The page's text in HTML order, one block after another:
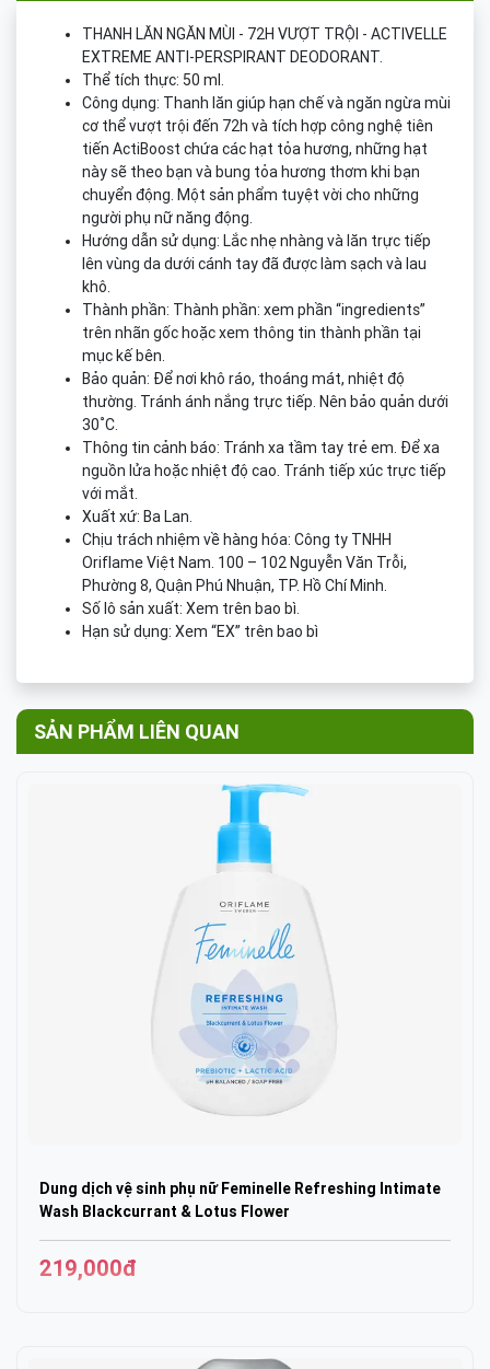
THANH LĂN NGĂN MÙI - 72H VƯỢT TRỘI - ACTIVELLE
EXTREME ANTI-PERSPIRANT DEODORANT.
Thể tích thực: 50 ml.
Công dụng: Thanh lăn giúp hạn chế và ngăn ngừa mùi
cơ thể vượt trội đến 72h và tích hợp công nghệ tiên
tiến ActiBoost chứa các hạt tỏa hương, những hạt
này sẽ theo bạn và bung tỏa hương thơm khi bạn
chuyển động. Một sản phẩm tuyệt vời cho những
người phụ nữ năng động.
Hướng dẫn sử dụng: Lắc nhẹ nhàng và lăn trực tiếp
lên vùng da dưới cánh tay đã được làm sạch và lau
khô.
Thành phần: Thành phần: xem phần “ingredients”
trên nhãn gốc hoặc xem thông tin thành phần tại
mục kế bên.
Bảo quản: Để nơi khô ráo, thoáng mát, nhiệt độ
thường. Tránh ánh nắng trực tiếp. Nên bảo quản dưới
30˚C.
Thông tin cảnh báo: Tránh xa tầm tay trẻ em. Để xa
nguồn lửa hoặc nhiệt độ cao. Tránh tiếp xúc trực tiếp
với mắt.
Xuất xứ: Ba Lan.
Chịu trách nhiệm về hàng hóa: Công ty TNHH
Oriflame Việt Nam. 100 – 102 Nguyễn Văn Trỗi,
Phường 8, Quận Phú Nhuận, TP. Hồ Chí Minh.
Số lô sản xuất: Xem trên bao bì.
Hạn sử dụng: Xem “EX” trên bao bì
SẢN PHẨM LIÊN QUAN
Dung dịch vệ sinh phụ nữ Feminelle Refreshing Intimate
Wash Blackcurrant & Lotus Flower
219,000đ